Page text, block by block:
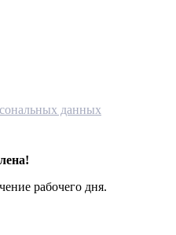
данных
рабочего дня.